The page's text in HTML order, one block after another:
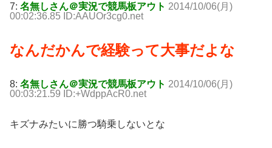
7: 名無しさん＠実況で競馬板アウト 2014/10/06(月)
00:02:36.85 ID:AAUOr3cg0.net
なんだかんで経験って大事だよな
8: 名無しさん＠実況で競馬板アウト 2014/10/06(月)
00:03:21.59 ID:+WdppAcR0.net
キズナみたいに勝つ騎乗しないとな